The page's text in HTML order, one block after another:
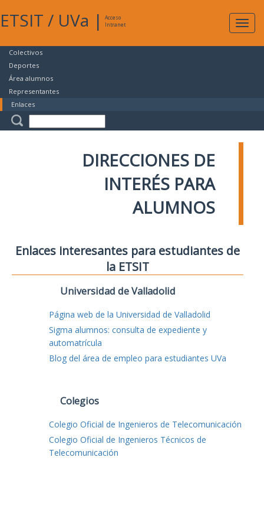
ETSIT / UVa |
Acceso
Intranet
Colectivos
Deportes
Área alumnos
Representantes
Enlaces
DIRECCIONES DE
INTERÉS PARA
ALUMNOS
Enlaces interesantes para estudiantes de
la ETSIT
Universidad de Valladolid
Página web de la Universidad de Valladolid
Sigma alumnos: consulta de expediente y
automatrícula
Blog del área de empleo para estudiantes UVa
Colegios
Colegio Oficial de Ingenieros de Telecomunicación
Colegio Oficial de Ingenieros Técnicos de
Telecomunicación